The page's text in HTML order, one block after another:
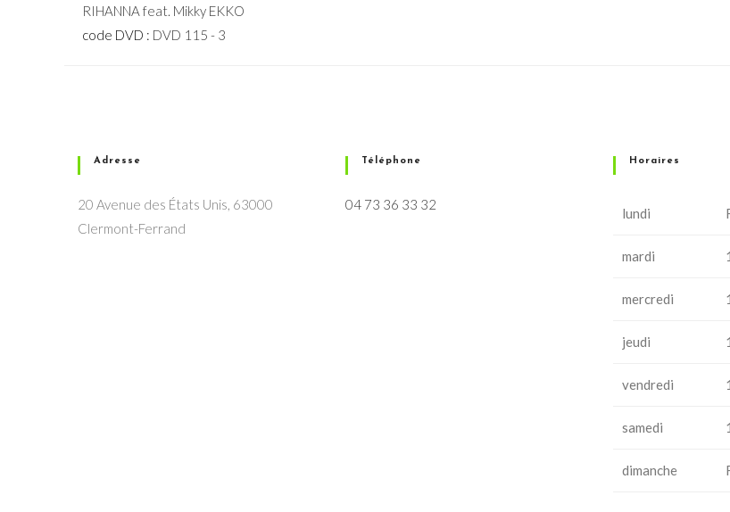
RIHANNA feat. Mikky EKKO
code DVD : DVD 115 - 3
Adresse
20 Avenue des États Unis, 63000
Clermont-Ferrand
Téléphone
04 73 36 33 32
Horaires
lundi
mardi
mercredi
jeudi
vendredi
samedi
dimanche